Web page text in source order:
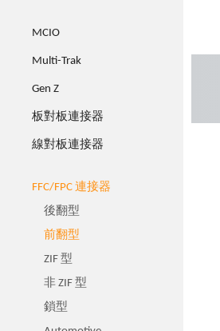
MCIO
Multi-Trak
Gen Z
板對板連接器
線對板連接器
FFC/FPC 連接器
後翻型
前翻型
ZIF 型
非 ZIF 型
鎖型